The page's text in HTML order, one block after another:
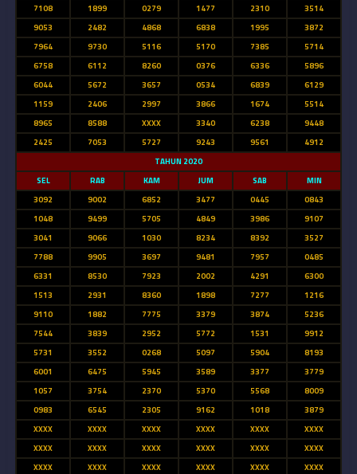
7108
1899 0279 1477 2310
3514
9053
2482 4868 6838 1995
3872
7964
9730 5116 5170 7385
5714
6758
6112 8260 0376 6336
5896
6044
5672 3657 0534 6839
6129
1159
2406 2997 3866 1674
5514
8965
8588 XXXX 3340 6238
9448
2425
7053 5727 9243 9561
4912
TAHUN 2020
SEL
RAB KAM JUM SAB
MIN
3092
9002 6852 3477 0445
0843
1048
9499 5705 4849 3986
9107
3041
9066 1030 8234 8392
3527
7788
9905 3697 9481 7957
0485
6331
8530 7923 2002 4291
6300
1513
2931 8360 1898 7277
1216
9110
1882 7775 3379 3874
5236
7544
3839 2952 5772 1531
9912
5731
3552 0268 5097 5904
8193
6001
6475 5945 3589 3377
3779
1057
3754 2370 5370 5568
8009
0983
6545 2305 9162 1018
3879
XXXX
XXXX XXXX XXXX XXXX
XXXX
XXXX
XXXX XXXX XXXX XXXX
XXXX
XXXX
XXXX XXXX XXXX XXXX
XXXX